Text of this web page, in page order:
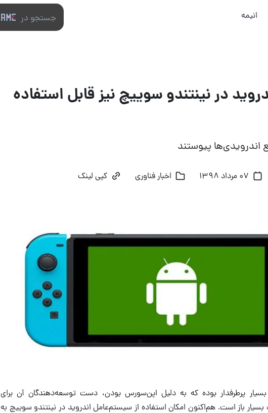
انیمه
در نینتندو سوییچ نیز قابل استفاده
اندرویدی‌ها پیوستند
07 مرداد 1398 اخبار فناوری کپی لینک
پرطرفدار بوده که به دلیل اپن‌سورس بودن، دست توسعه‌دهندگان آن برای
باز است. هم‌اکنون امکان استفاده از سیستم‌عامل اندروید در نینتندو سوییچ به